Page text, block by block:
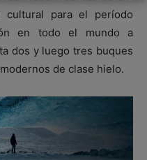
cultural para el período
en todo el mundo a
dos y luego tres buques
de clase hielo.